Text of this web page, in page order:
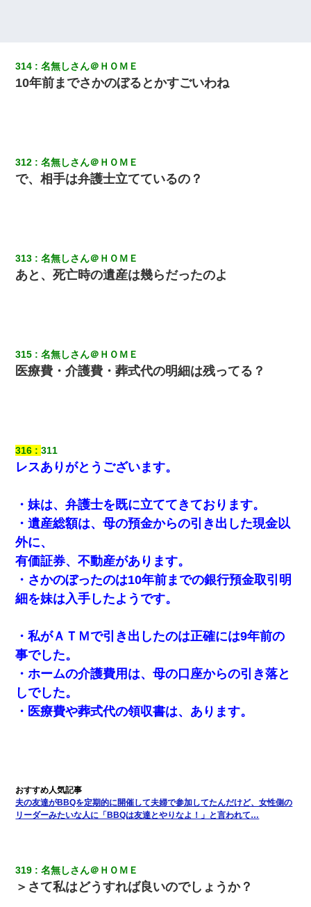
ワイ144kg彼女98kgデブカップル、1年間毎日行為しまくった結
果
放置子が病院送りになったらしい → 俺（二度と帰ってくるなよ…
【驚愕】私「今まで育てた分のお金返してね(冗談)」息子「はい、
わけないでしょｗｗｗｗ」→ 理由を話したら泣き出して・・私
（あまりにも希望通り）
【不幸な結婚式】新郎親族「ブスのくせにドレスなんか着ちゃっ
てさ～ほんと恥ずかしいわよね～（大声」新郎両親「！！！（土
下座」→ 結果・・・
【考察】兄嫁急死の1年後、兄が引越すというので手伝いに行った
ら下着が入った引き出しの奥にとんでもないモノを見つけた
私が遺産を相続。→それを知った義両親が「旅行代金を出せ！」
「リフォーム費用を負担しろ！」「金の管理は私達がする！」と
浅ましくも集りにきた。
新卒の女性社員に1年半ストーカーされていた。俺「マジで怖い」
【修羅場】彼女親「カスな家柄のヤツなんかと家族になるのはご
めんだ」俺「じゃあ別れます…」→ 彼女「なんで言い返してくれ
なかったの？（泣」
友人「酒の勢いで女先輩をホテルに連れ込んだｗｗｗｗｗ」俺
書店「息子さんが万引きしました」私「はっ？(息子目の前にいる
し…)うちの子ではないので迎えに行きません」→息子を名乗って
旋のアパートに行け」→ 旦那が義兄に通報したら「志望校を変え
ろ！」とキレて・・・
314 名無しさん＠ＨＯＭＥ
10年前までさかのぼるとかすごいわね
312 名無しさん＠ＨＯＭＥ
で、相手は弁護士立てているの？
313 名無しさん＠ＨＯＭＥ
あと、死亡時の遺産は幾らだったのよ
315 名無しさん＠ＨＯＭＥ
医療費・介護費・葬式代の明細は残ってる？
316 311
レスありがとうございます。
・妹は、弁護士を既に立ててきております。
・遺産総額は、母の預金からの引き出した現金以
外に、
有価証券、不動産があります。
・さかのぼったのは10年前までの銀行預金取引明
細を妹は入手したようです。
・私がＡＴＭで引き出したのは正確には9年前の
事でした。
・ホームの介護費用は、母の口座からの引き落と
しでした。
・医療費や葬式代の領収書は、あります。
夫の友達がBBQを定期的に開催して夫婦で参加してたんだけど、女性側の
リーダーみたいな人に「BBQは友達とやりなよ！」と言われて…
319 名無しさん＠ＨＯＭＥ
＞さて私はどうすれば良いのでしょうか？